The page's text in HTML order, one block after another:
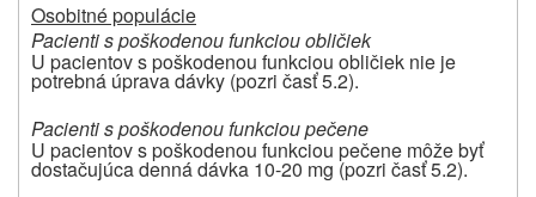
Osobitné populácie
Pacienti s poškodenou funkciou obličiek
U pacientov s poškodenou funkciou obličiek nie je
potrebná úprava dávky (pozri časť 5.2).
Pacienti s poškodenou funkciou pečene
U pacientov s poškodenou funkciou pečene môže byť
dostačujúca denná dávka 10-20 mg (pozri časť 5.2).